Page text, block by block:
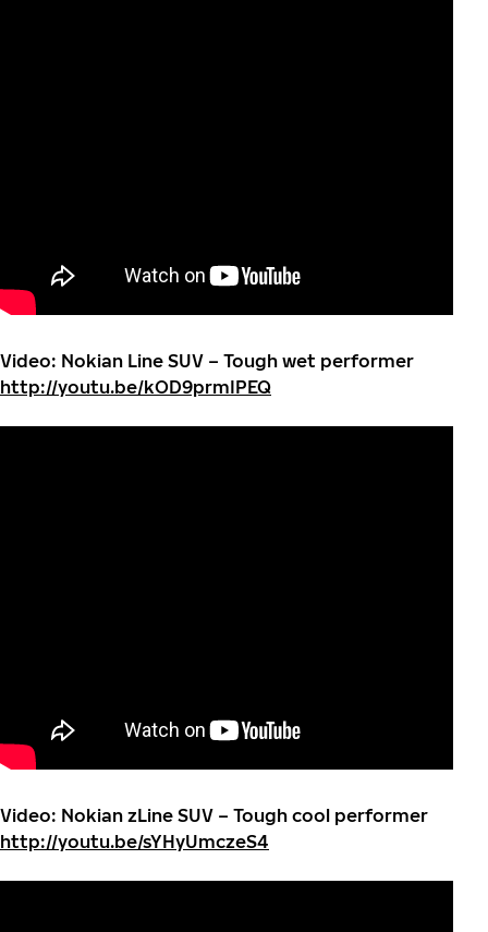
Video: Nokian Line SUV – Tough wet performer
http://youtu.be/kOD9prmIPEQ
Video: Nokian zLine SUV – Tough cool performer
http://youtu.be/sYHyUmczeS4